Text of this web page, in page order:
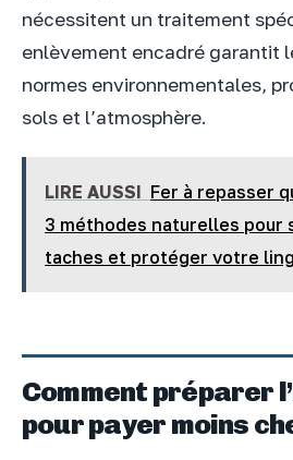
nécessitent un traitement
enlèvement encadré garantit
normes environnementales,
sols et l’atmosphère.
LIRE AUSSI Fer à repasser
3 méthodes naturelles pour
taches et protéger votre
Comment préparer
pour payer moins